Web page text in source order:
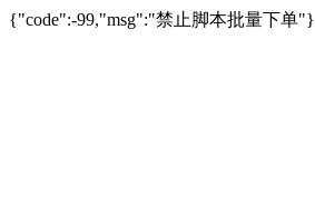
{"code":-99,"msg":"禁止脚本批量下单"}